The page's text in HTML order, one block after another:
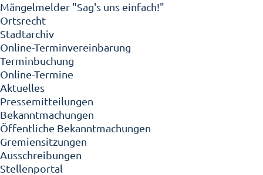
Mängelmelder "Sag's uns einfach!"
Ortsrecht
Stadtarchiv
Online-Terminvereinbarung
Terminbuchung
Online-Termine
Aktuelles
Pressemitteilungen
Bekanntmachungen
Öffentliche Bekanntmachungen
Gremiensitzungen
Ausschreibungen
Stellenportal